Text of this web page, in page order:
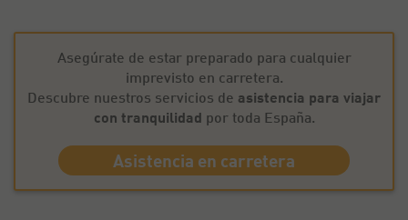
Asegúrate de estar preparado para cualquier
imprevisto en carretera.
Descubre nuestros servicios de asistencia para viajar
con tranquilidad por toda España.
Asistencia en carretera